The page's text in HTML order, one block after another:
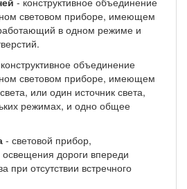
световом приборе, имеющем
в одном режиме и
объединение
световом приборе, имеющем
или один источник света,
режимах, и одно общее
- световой прибор,
дороги впереди
при отсутствии встречного